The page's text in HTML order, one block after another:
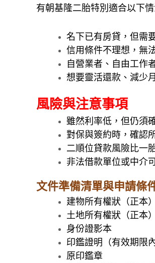
有朝基隆二胎特別適合以下情
名下已有房貸，但需
信用條件不理想，無
自營業者、自由工作
想要靈活還款、減少
風險與注意事項
雖然利率低，但仍須
對保與簽約時，確認
二順位貸款風險比一
非法借款單位或中介
文件準備清單與申請條
建物所有權狀（正本）
土地所有權狀（正本）
身份證影本
印鑑證明（有效期限內
原印鑑章